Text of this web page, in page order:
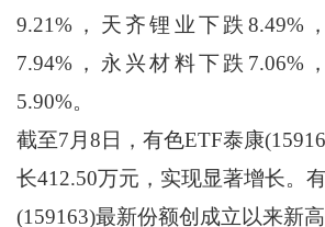
9.21%，天齐锂业下跌8.49%
7.94%，永兴材料下跌7.06%
5.90%。
截至7月8日，有色ETF泰康
长412.50万元，实现显著增长。
(159163)最新份额创成立以来新高